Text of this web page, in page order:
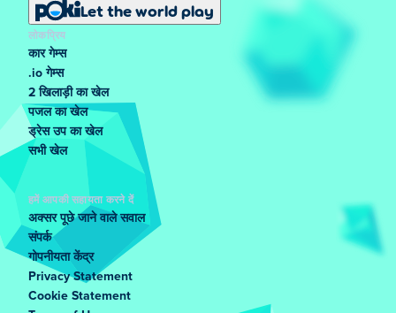
Let the world play
लोकप्रिय
कार गेम्स
.io गेम्स
2 खिलाड़ी का खेल
पजल का खेल
ड्रेस उप का खेल
सभी खेल
हमें आपकी सहायता करने दें
अक्सर पूछे जाने वाले सवाल
संपर्क
गोपनीयता केंद्र
Privacy Statement
Cookie Statement